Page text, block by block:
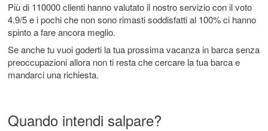
Più di 110000 clienti hanno valutato il nostro servizio con il voto
4.9/5 e i pochi che non sono rimasti soddisfatti al 100% ci hanno
spinto a fare ancora meglio.
Se anche tu vuoi goderti la tua prossima vacanza in barca senza
preoccupazioni allora non ti resta che cercare la tua barca e
mandarci una richiesta.
Quando intendi salpare?